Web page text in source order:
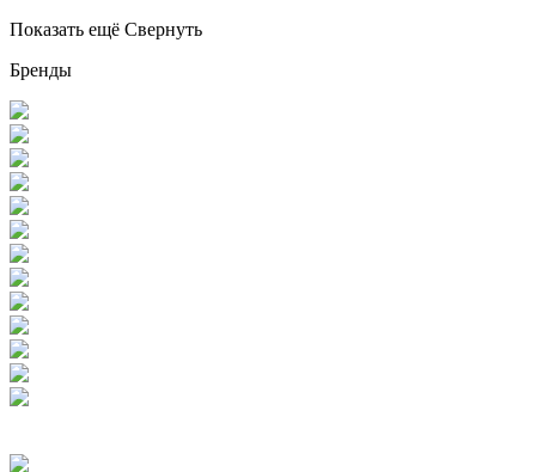
Показать ещё Свернуть
Бренды